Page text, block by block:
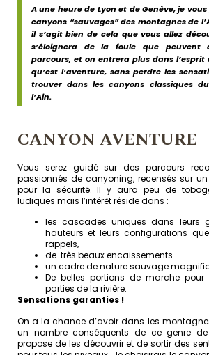
A une heure de Lyon et de Genève, je
canyons “sauvages” des montagnes de
il s’agit bien de cela que vous allez
s’éloignera de la foule que peuvent
parcours, et on entrera plus dans l’esprit
qu’est l’aventure, sans perdre les
trouver dans les canyons classiques
l’Ain.
CANYON AVENTURE
Vous serez guidé sur des parcours
passionnés de canyoning, recensés sur
pour la sécurité. Il y aura peu de
ludiques mais l’intérêt réside dans :
les cascades uniques dans leurs
hauteurs et leurs configurations
rappels,
de très beaux encaissements
un cadre de nature sauvage
De belles portions de marche pour
parties de la rivière.
Sensations garanties !
On a la chance d’avoir dans les
un nombre conséquents de ce genre
propose de les découvrir et de sortir des